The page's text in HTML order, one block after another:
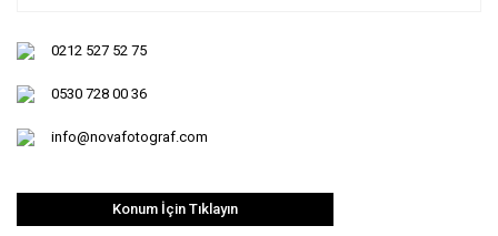
0212 527 52 75
0530 728 00 36
info@novafotograf.com
Konum İçin Tıklayın